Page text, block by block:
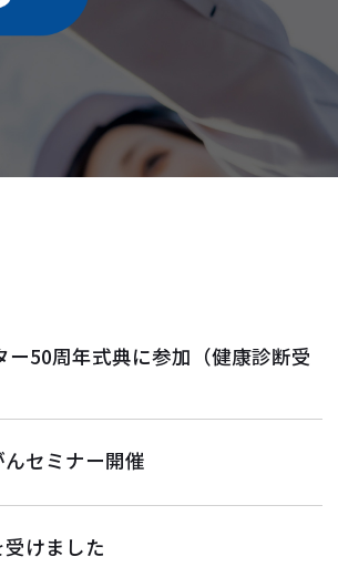
50周年式典に参加（健康診断受
セミナー開催
けました